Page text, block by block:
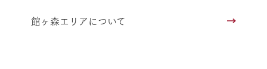
館ヶ森エリアについて